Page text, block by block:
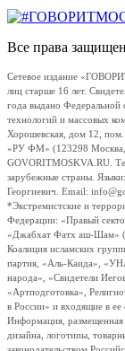
Все права
Сетевое издание
лиц старше 16 лет.
года выдано Федеральной
технологий и массовых
Хорошевская, дом 12, пом.
«РУ ФМ» (123298 Москва,
GOVORITMOSKVA.RU.
зарубежные страны.
Георгиевич. Email:
*Экстремистские и
Федерации: «Правый
«Джабхат Фатх аш-Шам»
Коалиция исламских
партия, «Аль-Каида»,
народа», «Свидетели
«Артподготовка»,
в России» и входящие в ее
Информация, размещенная
дизайна, логотипы,